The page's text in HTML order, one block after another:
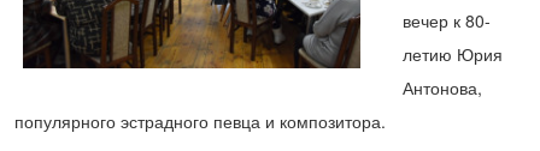
вечер к 80-
летию Юрия
Антонова,
популярного эстрадного певца и композитора.